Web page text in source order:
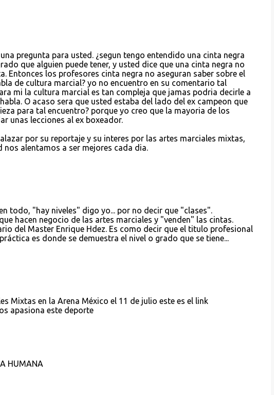
pregunta para usted. ¿segun tengo entendido una cinta negra
que alguien puede tener, y usted dice que una cinta negra no
Entonces los profesores cinta negra no aseguran saber sobre el
de cultura marcial? yo no encuentro en su comentario tal
mi la cultura marcial es tan compleja que jamas podria decirle a
O acaso sera que usted estaba del lado del ex campeon que
para tal encuentro? porque yo creo que la mayoria de los
unas lecciones al ex boxeador.
por su reportaje y su interes por las artes marciales mixtas,
alentamos a ser mejores cada dia.
todo, "hay niveles" digo yo... por no decir que "clases".
hacen negocio de las artes marciales y "venden" las cintas.
del Master Enrique Hdez. Es como decir que el titulo profesional
es donde se demuestra el nivel o grado que se tiene...
Mixtas en la Arena México el 11 de julio este es el link
apasiona este deporte
HUMANA